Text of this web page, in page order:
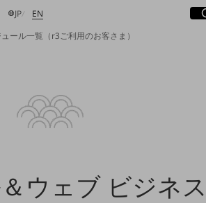
JP日本語
ENEnglish サ
開
ール一覧（r3ご利用のお客さま）
ウェブ ビジネス